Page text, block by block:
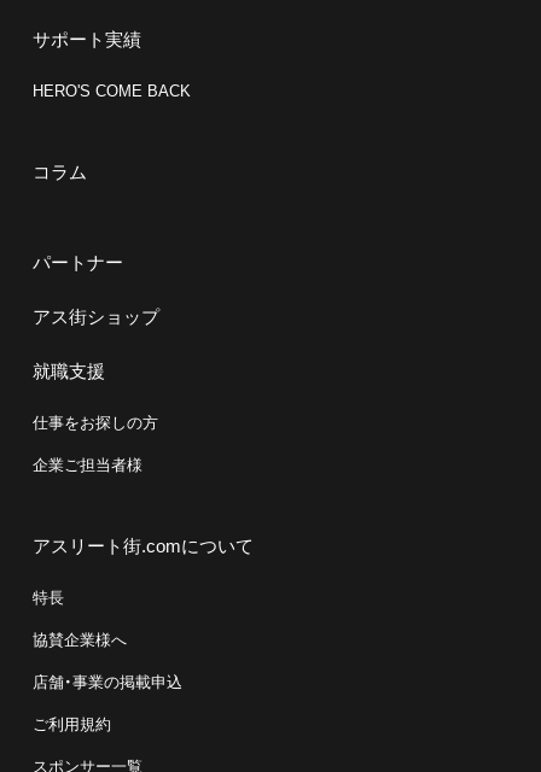
サポート実績
HERO'S COME BACK
コラム
パートナー
アス街ショップ
就職支援
仕事をお探しの方
企業ご担当者様
アスリート街.comについて
特長
協賛企業様へ
店舗・事業の掲載申込
ご利用規約
スポンサー一覧